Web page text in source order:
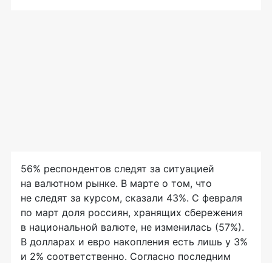
56% респондентов следят за ситуацией
на валютном рынке. В марте о том, что
не следят за курсом, сказали 43%. С февраля
по март доля россиян, хранящих сбережения
в национальной валюте, не изменилась (57%).
В долларах и евро накопления есть лишь у 3%
и 2% соответственно. Согласно последним